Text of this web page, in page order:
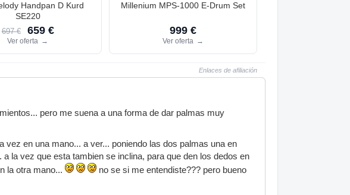
Handpan D Kurd
SE220
697 € 659 €
Ver oferta →
Millenium MPS-1000 E-Drum Set
999 €
Ver oferta →
Enlaces de afiliación
pero me suena a una forma de dar palmas muy
en una mano... a ver... poniendo las dos palmas una en
la vez que esta tambien se inclina, para que den los dedos en
la otra mano...
no se si me entendiste??? pero bueno